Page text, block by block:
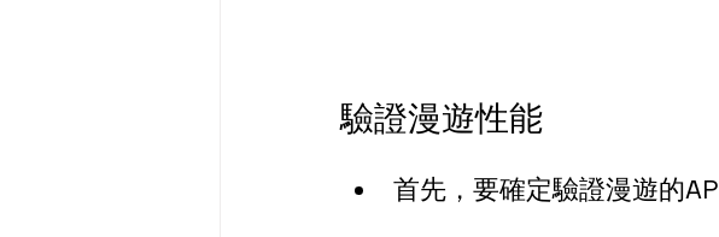
驗證漫遊性能
首先，要確定驗證漫遊的AP